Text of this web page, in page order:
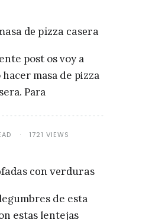
de pizza casera
post os voy a
masa de pizza
Para
1721 VIEWS
con verduras
de esta
estas lentejas